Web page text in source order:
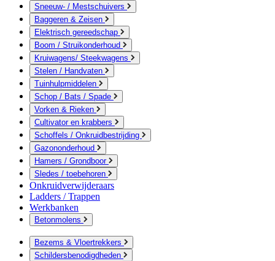
Sneeuw- / Mestschuivers
Baggeren & Zeisen
Elektrisch gereedschap
Boom / Struikonderhoud
Kruiwagens/ Steekwagens
Stelen / Handvaten
Tuinhulpmiddelen
Schop / Bats / Spade
Vorken & Rieken
Cultivator en krabbers
Schoffels / Onkruidbestrijding
Gazononderhoud
Hamers / Grondboor
Sledes / toebehoren
Onkruidverwijderaars
Ladders / Trappen
Werkbanken
Betonmolens
Bezems & Vloertrekkers
Schildersbenodigdheden